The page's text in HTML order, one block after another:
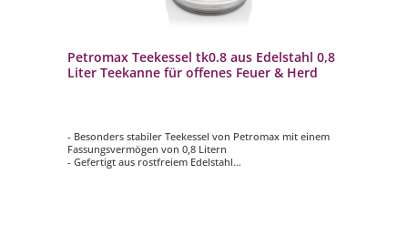
Petromax Teekessel tk0.8 aus Edelstahl 0,8
Liter Teekanne für offenes Feuer & Herd
- Besonders stabiler Teekessel von Petromax mit einem
Fassungsvermögen von 0,8 Litern
- Gefertigt aus rostfreiem Edelstahl